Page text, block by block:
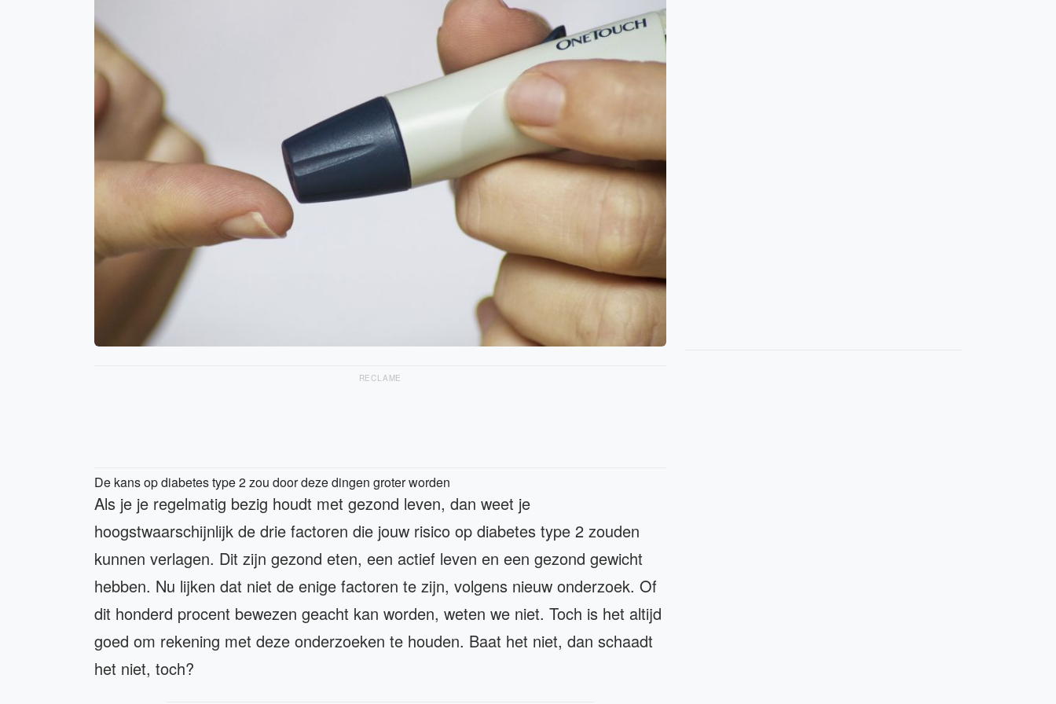
RECLAME
De kans op diabetes type 2 zou door deze dingen groter worden
Als je je regelmatig bezig houdt met gezond leven, dan weet je
hoogstwaarschijnlijk de drie factoren die jouw risico op diabetes type 2 zouden
kunnen verlagen. Dit zijn gezond eten, een actief leven en een gezond gewicht
hebben. Nu lijken dat niet de enige factoren te zijn, volgens nieuw onderzoek. Of
dit honderd procent bewezen geacht kan worden, weten we niet. Toch is het altijd
goed om rekening met deze onderzoeken te houden. Baat het niet, dan schaadt
het niet, toch?